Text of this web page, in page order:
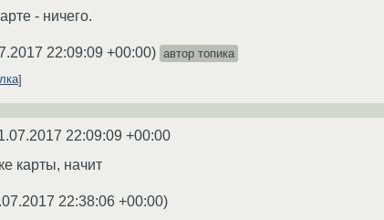
- ничего.
22:09:09 +00:00) автор топика
22:09:09 +00:00
карты, начит
22:38:06 +00:00)